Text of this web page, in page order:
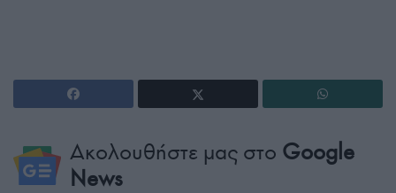
Ακολουθήστε μας στο Google
News